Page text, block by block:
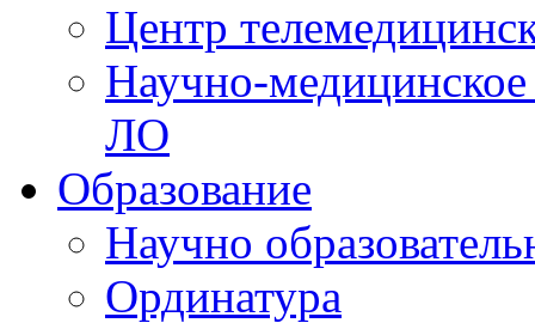
Центр
Научно-
ЛО
Образование
Научно
Ординатура